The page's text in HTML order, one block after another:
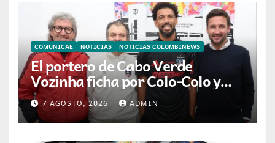
COMUNICAE NOTICIAS NOTICIAS COLOMBINEWS
El portero de Cabo Verde
Vozinha ficha por Colo-Colo y
JETOUR respalda su nueva
etapa
7 AGOSTO, 2026 ADMIN